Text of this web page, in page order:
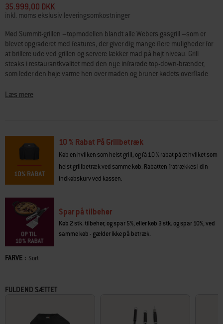
af
5
stjerner,
gennemsnitlig
bedømmelsesværdi.
Read
2
Reviews.
Samme
sidelink.
35.999,00 DKK
inkl. moms ekslusiv leveringsomkostninger
Mød Summit-grillen –topmodellen blandt alle Webers gasgrill –som er
blevet opgraderet med features, der giver dig mange flere muligheder for
at brillere ude ved grillen og servere lækker mad på højt niveau. Grill
steaks i restaurantkvalitet med den nye infrarøde top-down-brænder,
som leder den høje varme hen over maden og bruner kødets overflade
stål for at give din mad et low-and-slow, røget boost, og prøv noget nyt
enhver sammenkomst mindeværdig.
Infrarød top-down-brændersikrer, at overfladen på dine steaks bliver
brunet jævnt
•Robust, indbygget rotisseri med plads til flere hele kyllinger
rammesæt
Stor røgboks i rustfrit ståltilfører røgsmag til maden
Sidebrænderen giver dig et ekstra grillområde til saucer og tilbehør
Læs mere
10 % Rabat På Grillbetræk
Køb en hvilken som helst grill, og få 10 % rabat på et hvilket som
helst grillbetræk ved samme køb. Rabatten fratrækkes i din
indkøbskurv ved kassen.
Spar på tilbehør
Køb 2 stk. tilbehør, og spar 5%, eller køb 3 stk. og spar 10%, ved
samme køb - gælder ikke på betræk.
Color
FARVE : Sort
FULDEND SÆTTET